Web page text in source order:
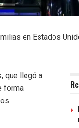
en Estados
que llegó a
forma